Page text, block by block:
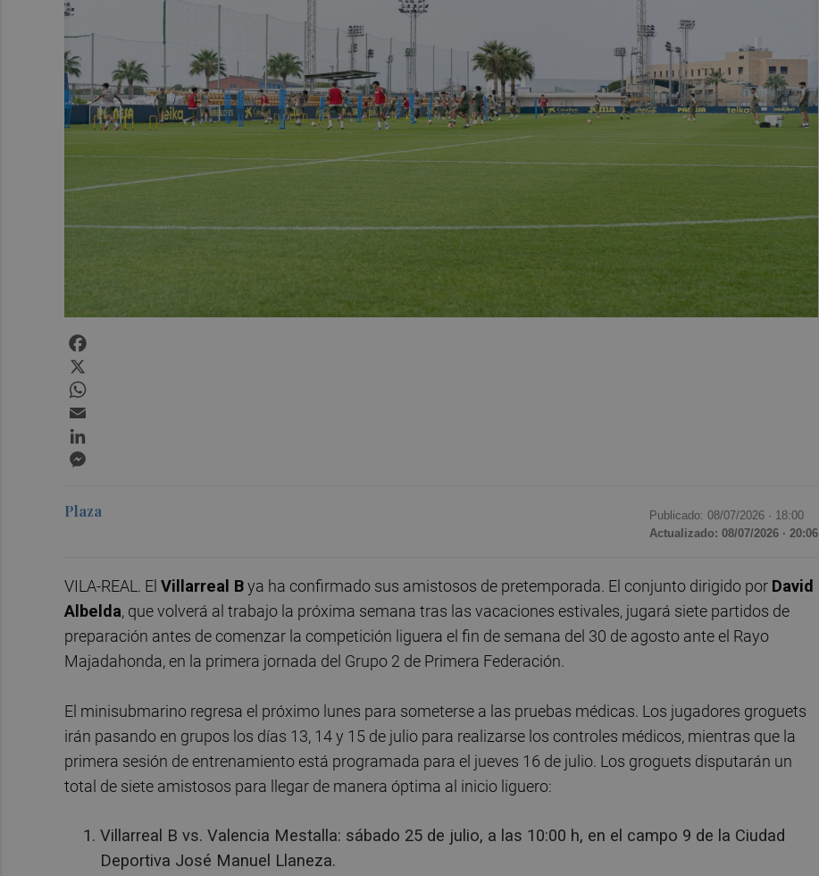
Plaza Publicado: 08/07/2026 · 18:00
Actualizado: 08/07/2026 · 20:06
VILA-REAL. El Villarreal Bya ha confirmado sus amistosos de pretemporada. El conjunto dirigido por David
Albelda, que volverá al trabajo la próxima semana tras las vacaciones estivales, jugará siete partidos de
preparación antes de comenzar la competición liguera el fin de semana del 30 de agosto ante el Rayo
Majadahonda, en la primera jornada del Grupo 2 de Primera Federación.
El minisubmarino regresa el próximo lunes para someterse a las pruebas médicas. Los jugadores groguets
irán pasando en grupos los días 13, 14 y 15 de julio para realizarse los controles médicos, mientras que la
primera sesión de entrenamiento está programada para el jueves 16 de julio. Los groguets disputarán un
total de siete amistosos para llegar de manera óptima al inicio liguero:
Villarreal B vs. Valencia Mestalla: sábado 25 de julio, a las 10:00 h, en el campo 9 de la Ciudad
Deportiva José Manuel Llaneza.